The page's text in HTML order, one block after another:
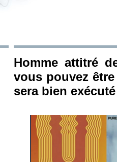
Homme attitré
vous pouvez
sera bien